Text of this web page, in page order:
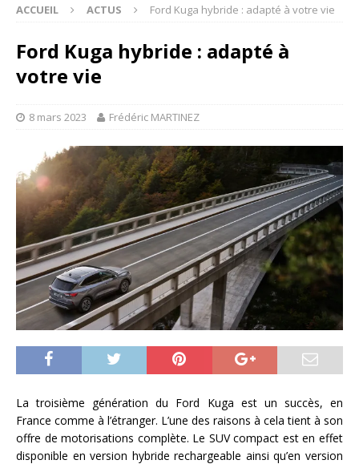
ACCUEIL ACTUS Ford Kuga hybride : adapté à votre vie
Ford Kuga hybride : adapté à
votre vie
8 mars 2023 Frédéric MARTINEZ
La troisième génération du Ford Kuga est un succès, en
France comme à l’étranger. L’une des raisons à cela tient à son
offre de motorisations complète. Le SUV compact est en effet
disponible en version hybride rechargeable ainsi qu’en version